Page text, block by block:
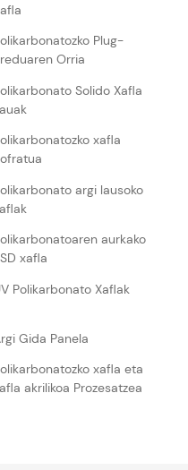
Plug-
Orria
Solido Xafla
xafla
argi lausoko
aurkako
xafla
Polikarbonato Xaflak
Gida Panela
xafla eta
akrilikoa Prozesatzea